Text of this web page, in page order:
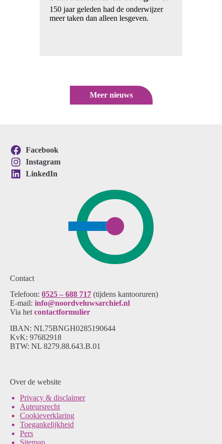
150 jaar geleden had de onderwijzer
meer taken dan alleen lesgeven.
Meer nieuws
Contact
Telefoon: 0525 – 688 717 (tijdens kantooruren)
E-mail: info@noordveluwsarchief.nl
Via het contactformulier
IBAN: NL75BNGH0285190644
KvK: 97682918
BTW: NL 8279.88.643.B.01
Over de website
Privacy & disclaimer
Auteursrecht
Cookieverklaring
Toegankelijkheid
Pers
Sitemap
Facebook
Instagram
LinkedIn